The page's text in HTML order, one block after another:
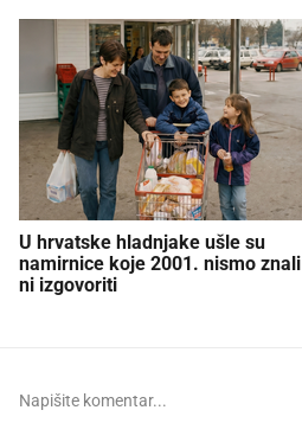
U hrvatske hladnjake ušle su
namirnice koje 2001. nismo znali
ni izgovoriti